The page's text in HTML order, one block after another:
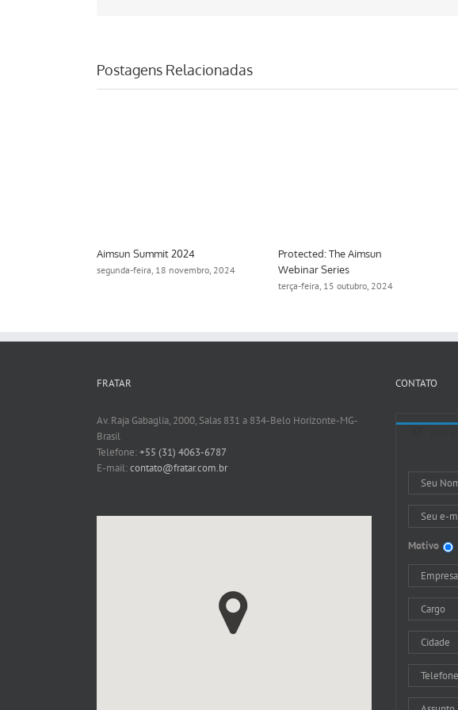
Postagens Relacionadas
Aimsun Summit 2024
segunda-feira, 18 novembro, 2024
Protected: The Aimsun
Webinar Series
terça-feira, 15 outubro, 2024
FRATAR
Av. Raja Gabaglia, 2000, Salas 831 a 834-Belo Horizonte-MG-
Brasil
Telefone:+55 (31) 4063-6787
E-mail:contato@fratar.com.br
CONTATO
Motivo